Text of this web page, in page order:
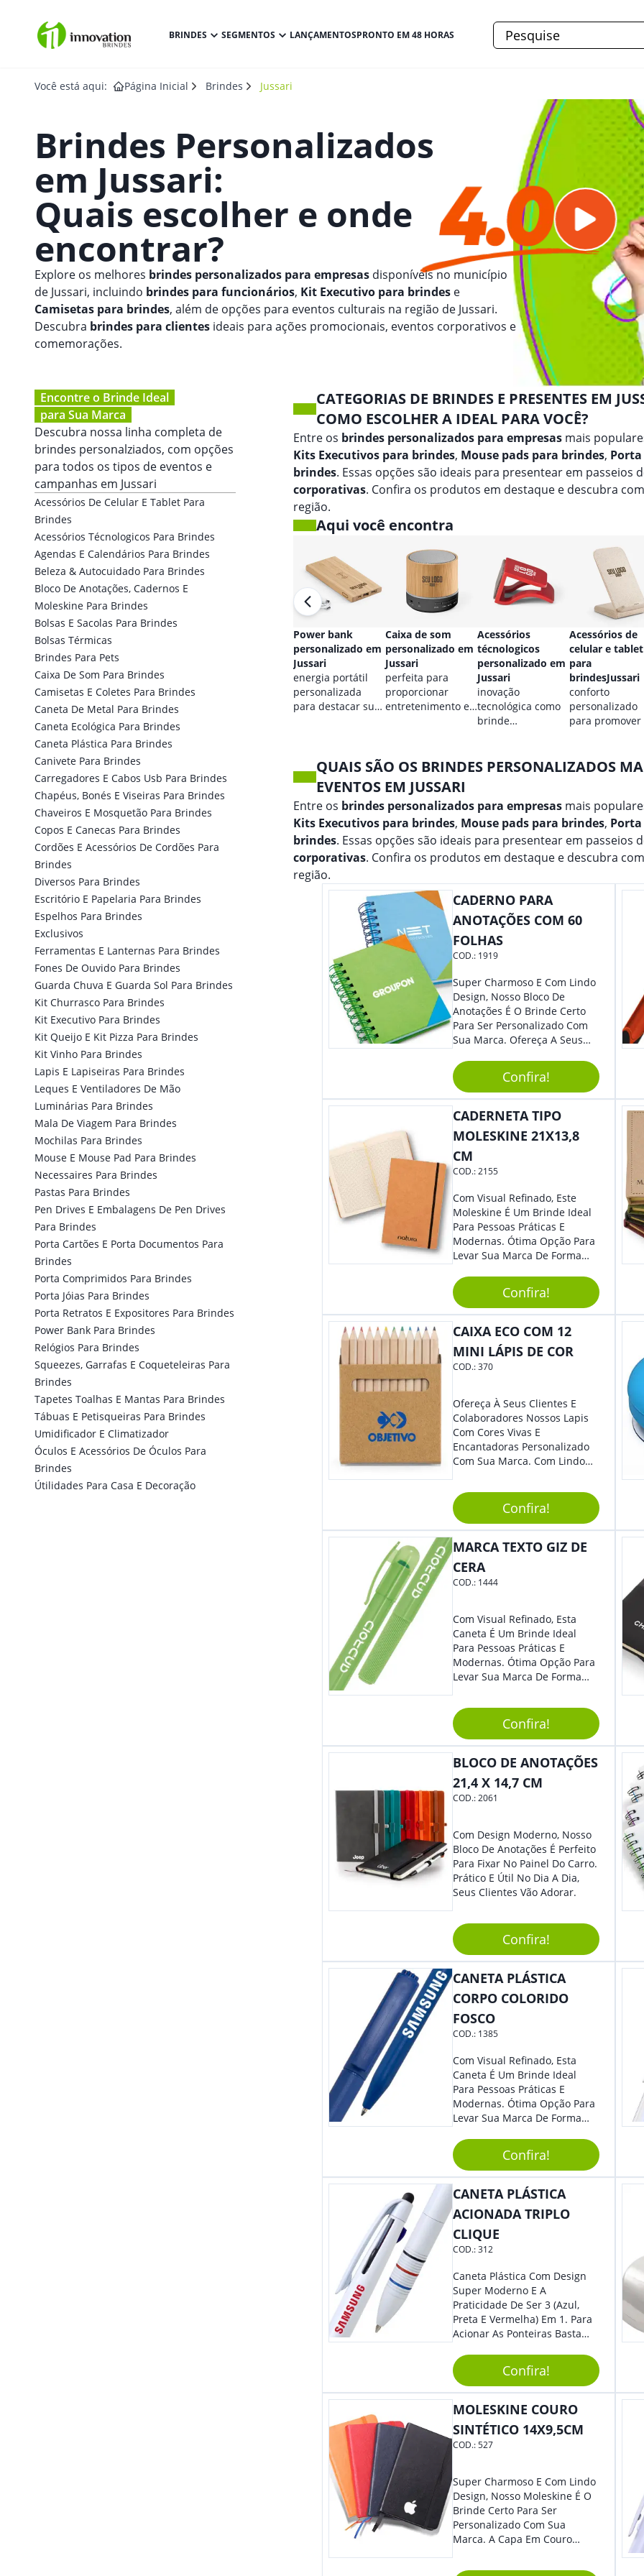
BRINDES SEGMENTOS LANÇAMENTOSPRONTO EM 48 HORAS
Você está aqui: Página Inicial Brindes Jussari
Brindes Personalizados
em Jussari:
Quais escolher e onde
encontrar?
Explore os melhores brindes personalizados para empresas disponíveis no município
de Jussari, incluindo brindes para funcionários, Kit Executivo para brindes e
Camisetas para brindes, além de opções para eventos culturais na região de Jussari.
Descubra brindes para clientes ideais para ações promocionais, eventos corporativos e
comemorações.
Encontre o Brinde Ideal
para Sua Marca
Descubra nossa linha completa de
brindes personalziados, com opções
para todos os tipos de eventos e
campanhas em Jussari
Acessórios De Celular E Tablet Para
Brindes
Acessórios Técnologicos Para Brindes
Agendas E Calendários Para Brindes
Beleza & Autocuidado Para Brindes
Bloco De Anotações, Cadernos E
Moleskine Para Brindes
Bolsas E Sacolas Para Brindes
Bolsas Térmicas
Brindes Para Pets
Caixa De Som Para Brindes
Camisetas E Coletes Para Brindes
Caneta De Metal Para Brindes
Caneta Ecológica Para Brindes
Caneta Plástica Para Brindes
Canivete Para Brindes
Carregadores E Cabos Usb Para Brindes
Chapéus, Bonés E Viseiras Para Brindes
Chaveiros E Mosquetão Para Brindes
Copos E Canecas Para Brindes
Cordões E Acessórios De Cordões Para
Brindes
Diversos Para Brindes
Escritório E Papelaria Para Brindes
Espelhos Para Brindes
Exclusivos
Ferramentas E Lanternas Para Brindes
Fones De Ouvido Para Brindes
Guarda Chuva E Guarda Sol Para Brindes
Kit Churrasco Para Brindes
Kit Executivo Para Brindes
Kit Queijo E Kit Pizza Para Brindes
Kit Vinho Para Brindes
Lapis E Lapiseiras Para Brindes
Leques E Ventiladores De Mão
Luminárias Para Brindes
Mala De Viagem Para Brindes
Mochilas Para Brindes
Mouse E Mouse Pad Para Brindes
Necessaires Para Brindes
Pastas Para Brindes
Pen Drives E Embalagens De Pen Drives
Para Brindes
Porta Cartões E Porta Documentos Para
Brindes
Porta Comprimidos Para Brindes
Porta Jóias Para Brindes
Porta Retratos E Expositores Para Brindes
Power Bank Para Brindes
Relógios Para Brindes
Squeezes, Garrafas E Coqueteleiras Para
Brindes
Tapetes Toalhas E Mantas Para Brindes
Tábuas E Petisqueiras Para Brindes
Umidificador E Climatizador
Óculos E Acessórios De Óculos Para
Brindes
Útilidades Para Casa E Decoração
CATEGORIAS DE BRINDES E PRESENTES EM
COMO ESCOLHER A IDEAL PARA VOCÊ?
Entre os brindes personalizados para empresas mais
Kits Executivos para brindes, Mouse pads para brindes,
brindes. Essas opções são ideais para presentear em passeios
corporativas. Confira os produtos em destaque e descubra
região.
Aqui você encontra
Power bank
personalizado em
Jussari
energia portátil
personalizada
para destacar sua
Caixa de som
personalizado em
Jussari
perfeita para
proporcionar
entretenimento e
Acessórios
técnologicos
personalizado em
Jussari
inovação
tecnológica como
brinde
Acessórios de
celular e tablet
para
brindesJussari
conforto
personalizado
para promover
QUAIS SÃO OS BRINDES PERSONALIZADOS
EVENTOS EM JUSSARI
Entre os brindes personalizados para empresas mais
Kits Executivos para brindes, Mouse pads para brindes,
brindes. Essas opções são ideais para presentear em passeios
corporativas. Confira os produtos em destaque e descubra
região.
CADERNO PARA
ANOTAÇÕES COM 60
FOLHAS
COD.: 1919
Super Charmoso E Com Lindo
Design, Nosso Bloco De
Anotações É O Brinde Certo
Para Ser Personalizado Com
Sua Marca. Ofereça A Seus
Dúvidas Eles Irão Adorar.
Confira!
CADERNETA TIPO
MOLESKINE 21X13,8
CM
COD.:2155
Com Visual Refinado, Este
Moleskine É Um Brinde Ideal
Para Pessoas Práticas E
Modernas. Ótima Opção Para
Levar Sua Marca De Forma
Sua Empresa Em Eventos,
Reuniões Corporativas Ou Até
Mesmo Para Presentear
Colaboradores E Parceiros De
Sua Empresa.
Confira!
CAIXA ECO COM 12
MINI LÁPIS DE COR
COD.:370
Ofereça À Seus Clientes E
Colaboradores Nossos Lapis
Com Cores Vivas E
Encantadoras Personalizado
Com Sua Marca. Com Lindo
Para Diversas Ocasiões.
Perfeito, Não É?!
Confira!
MARCA TEXTO GIZ DE
CERA
COD.: 1444
Com Visual Refinado, Esta
Caneta É Um Brinde Ideal
Para Pessoas Práticas E
Modernas. Ótima Opção Para
Levar Sua Marca De Forma
Sua Empresa Em Eventos,
Reuniões Corporativas Ou Até
Mesmo Para Presentear
Colaboradores.
Confira!
BLOCO DE ANOTAÇÕES
21,4 X 14,7 CM
COD.:2061
Com Design Moderno, Nosso
Bloco De Anotações É Perfeito
Para Fixar No Painel Do Carro.
Prático E Útil No Dia A Dia,
Seus Clientes Vão Adorar.
Confira!
CANETA PLÁSTICA
CORPO COLORIDO
FOSCO
COD.: 1385
Com Visual Refinado, Esta
Caneta É Um Brinde Ideal
Para Pessoas Práticas E
Modernas. Ótima Opção Para
Levar Sua Marca De Forma
Sua Empresa Em Eventos,
Reuniões Corporativas Ou Até
Mesmo Para Presentear
Colaboradores.
Confira!
CANETA PLÁSTICA
ACIONADA TRIPLO
CLIQUE
COD.:312
Caneta Plástica Com Design
Super Moderno E A
Praticidade De Ser 3 (Azul,
Preta E Vermelha) Em 1. Para
Acionar As Ponteiras Basta
Baixo.
Confira!
MOLESKINE COURO
SINTÉTICO 14X9,5CM
COD.:527
Super Charmoso E Com Lindo
Design, Nosso Moleskine É O
Brinde Certo Para Ser
Personalizado Com Sua
Marca. A Capa Em Couro
Elástico Permite Maior